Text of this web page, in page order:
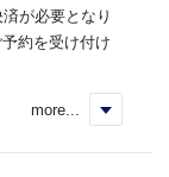
が必要となり
約を受け付け
more...